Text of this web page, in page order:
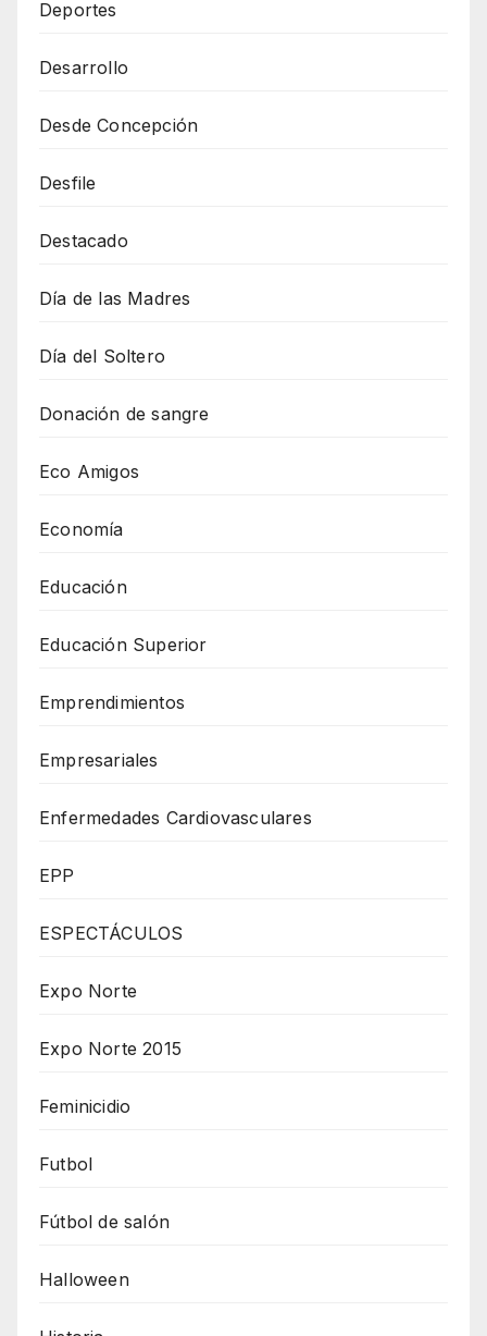
Deportes
Desarrollo
Desde Concepción
Desfile
Destacado
Día de las Madres
Día del Soltero
Donación de sangre
Eco Amigos
Economía
Educación
Educación Superior
Emprendimientos
Empresariales
Enfermedades Cardiovasculares
EPP
ESPECTÁCULOS
Expo Norte
Expo Norte 2015
Feminicidio
Futbol
Fútbol de salón
Halloween